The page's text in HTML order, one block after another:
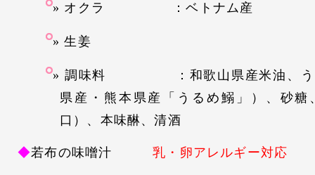
オクラ ：ベトナム産
生姜
調味料 ：和歌山県産米油、うる
県産・熊本県産「うるめ鰯」）、砂糖
口）、本味醂、清酒
◆若布の味噌汁 乳・卵アレルギー対応